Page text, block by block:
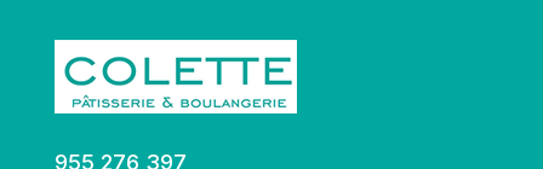
955 276 397